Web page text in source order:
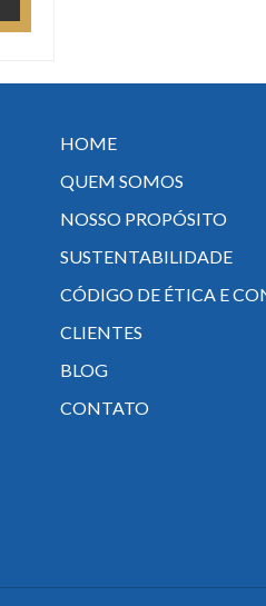
HOME
QUEM SOMOS
NOSSO PROPÓSITO
SUSTENTABILIDADE
CÓDIGO DE ÉTICA E
CLIENTES
BLOG
CONTATO